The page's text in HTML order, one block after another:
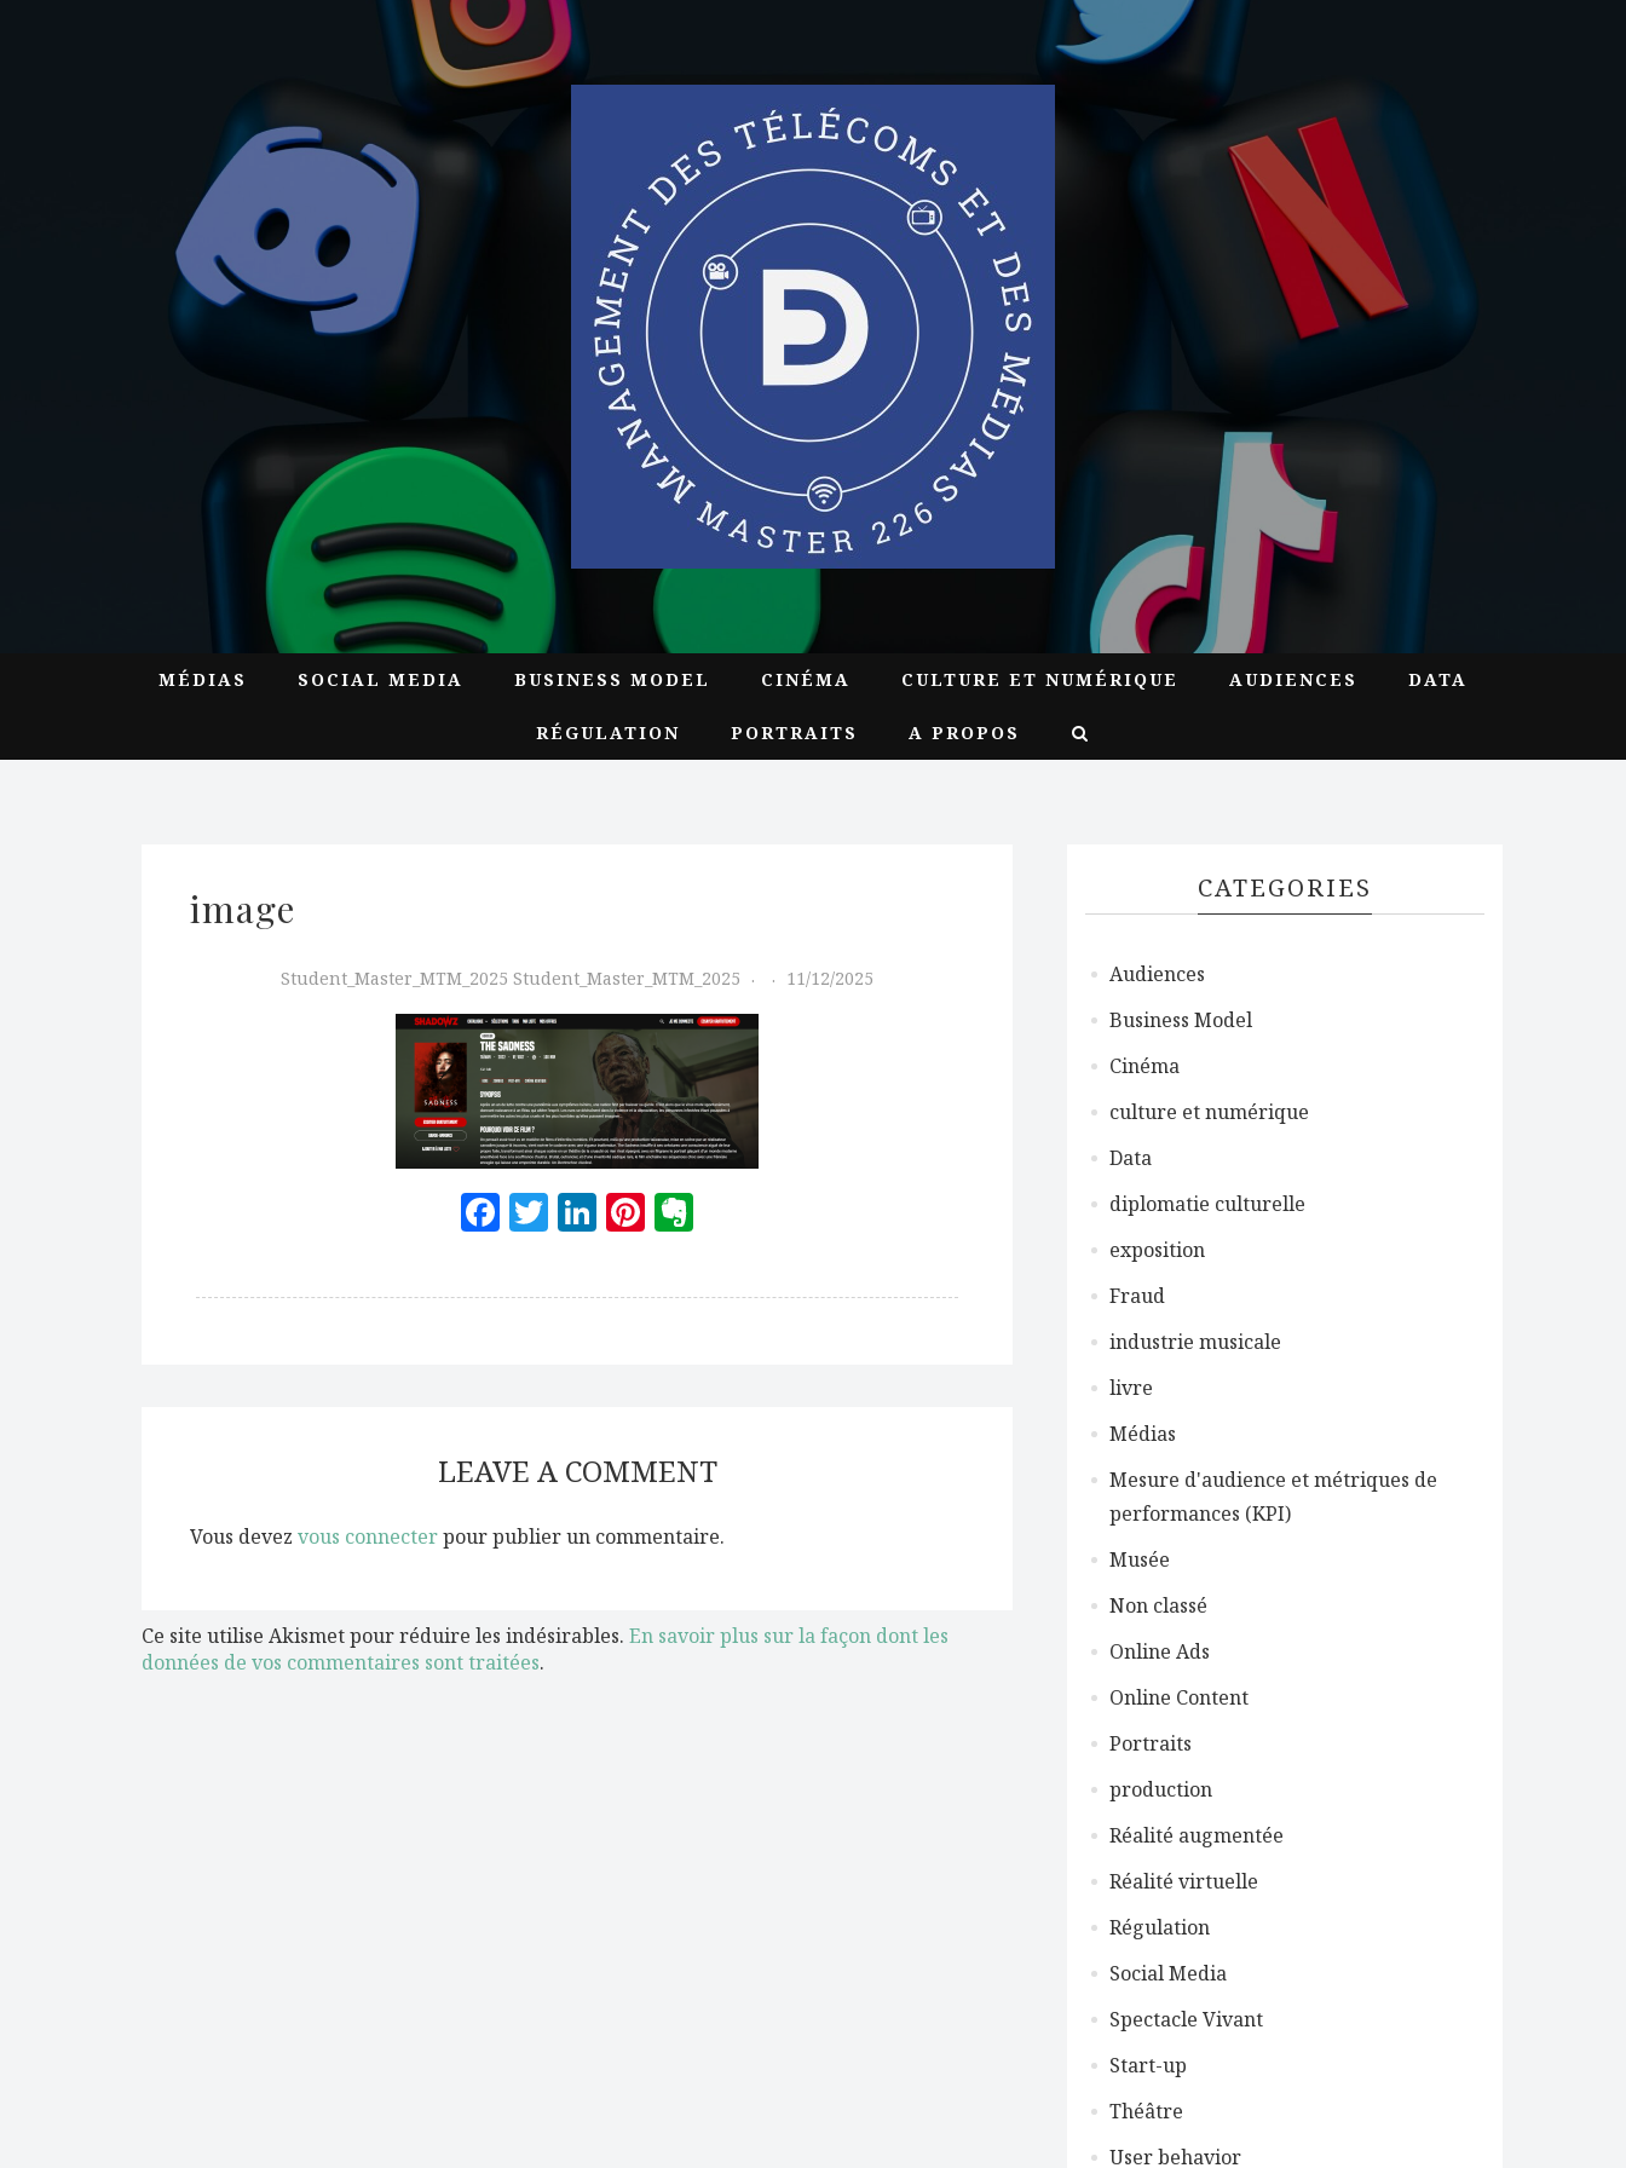
MÉDIAS SOCIAL MEDIA BUSINESS MODEL CINÉMA CULTURE ET NUMÉRIQUE AUDIENCES DATA
RÉGULATION PORTRAITS A PROPOS
image
Student_Master_MTM_2025 Student_Master_MTM_2025 11/12/2025
Facebook
Twitter
LinkedIn
Pinterest
LEAVE A COMMENT
Vous devez vous connecterpour publier un commentaire.
Ce site utilise Akismet pour réduire les indésirables. En savoir plus sur la façon dont les
données de vos commentaires sont traitées.
CATEGORIES
Audiences
Business Model
Cinéma
culture et numérique
Data
diplomatie culturelle
exposition
Fraud
industrie musicale
livre
Médias
Mesure d'audience et métriques de
performances (KPI)
Musée
Non classé
Online Ads
Online Content
Portraits
production
Réalité augmentée
Réalité virtuelle
Régulation
Social Media
Spectacle Vivant
Start-up
Théâtre
User behavior